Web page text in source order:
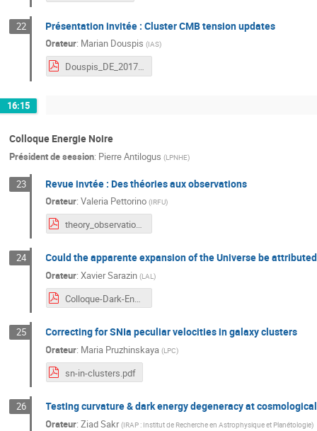
22 Présentation invitée : Cluster CMB tension updates
Orateur: Marian Douspis (IAS)
Douspis_DE_2017.pdf
16:15
Colloque Energie Noire
Président de session: Pierre Antilogus (LPNHE)
23 Revue invtée : Des théories aux observations
Orateur:Valeria Pettorino (IRFU)
theory_observations__final.pdf
24 Could the apparente expansion of the Universe be
Orateur:Xavier Sarazin (LAL)
Colloque-Dark-Energy-Oct-2017-LAL-sarazin.pdf
25 Correcting for SNIa peculiar velocities in galaxy clusters
Orateur: Maria Pruzhinskaya (LPC)
sn-in-clusters.pdf
26 Testing curvature & dark energy degeneracy at
Orateur:Ziad Sakr (IRAP : Institut de Recherche en Astrophysique et Planétologie)